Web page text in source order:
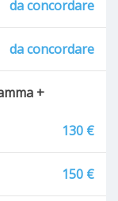
da concordare
da concordare
+
130 €
150 €